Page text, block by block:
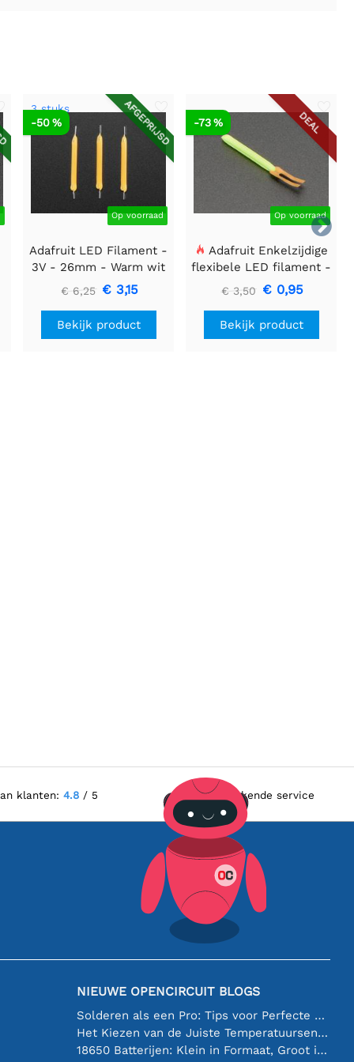

AFGEPRIJSD
3 stuks
Op voorraad
-50 %
Adafruit LED Filament -
3V - 26mm - Warm wit
- 3 stuks
€ 6,25 € 3,15
Bekijk product
DEAL
Op voorraad
-73 %
Adafruit Enkelzijdige
flexibele LED filament -
3V 25mm lang - Groen
€ 3,50 € 0,95
Bekijk product
klanten: 4.8/ 5 Uitstekende service
NIEUWE OPENCIRCUIT BLOGS
Solderen als een Pro: Tips voor Perfecte Elektronische Verbindingen
Het Kiezen van de Juiste Temperatuursensor [youtube]
18650 Batterijen: Klein in Formaat, Groot in Prestatie